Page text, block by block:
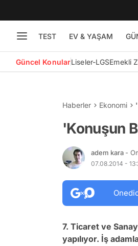
TEST EV & YAŞAM
Güncel KonularLiseler-LGSEmekli
Haberler Ekonomi
'Konuşun
adem kara -
07.08.2014 -
7. Ticaret ve
yapılıyor. İş